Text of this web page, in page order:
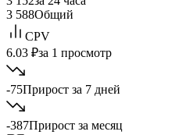
3 588Общий
CPV
6.03 ₽за 1 просмотр
-75Прирост за 7 дней
-387Прирост за месяц